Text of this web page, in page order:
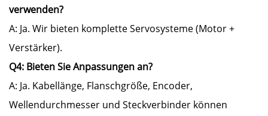
verwenden?
A: Ja. Wir bieten komplette Servosysteme (Motor +
Verstärker).
Q4: Bieten Sie Anpassungen an?
A: Ja. Kabellänge, Flanschgröße, Encoder,
Wellendurchmesser und Steckverbinder können